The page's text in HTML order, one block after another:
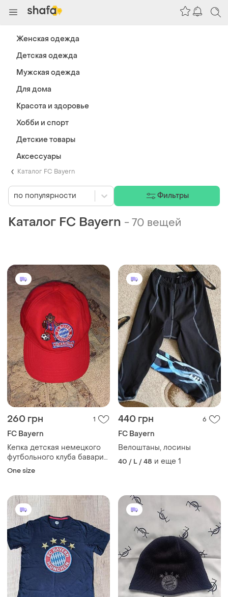
Каталог FC Bayern
Каталог FC Bayern -70 вещей
260 грн 1
FC Bayern
Кепка детская немецкого
футбольного клуба бавария
байерн мюнхен fc bayern
One size
440 грн 6
FC Bayern
Велоштаны, лосины
40 / L / 48 и еще 1
по популярности Фильтры
Женская одежда
Детская одежда
Мужская одежда
Для дома
Красота и здоровье
Хобби и спорт
Детские товары
Аксессуары